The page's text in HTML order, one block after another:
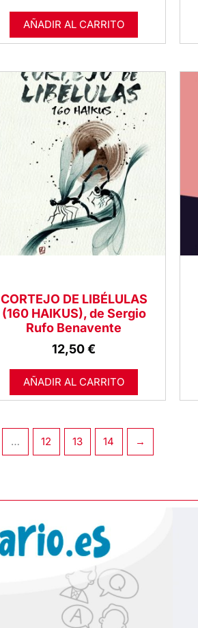
AÑADIR AL CARRITO
CORTEJO DE LIBÉLULAS
(160 HAIKUS), de Sergio
Rufo Benavente
12,50€
AÑADIR AL CARRITO
… 12 13 14 →